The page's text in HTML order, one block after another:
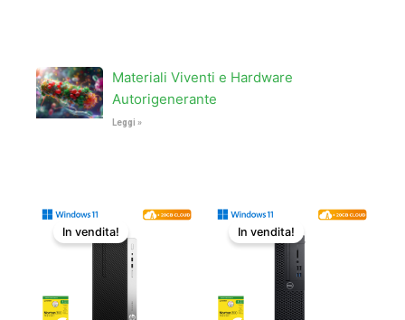
Materiali Viventi e Hardware
Autorigenerante
Leggi »
In vendita!prezzo
originale
era:
€331,47.
Il
prezzo
€315,61.
In vendita!prezzo
originale
era:
€410,77.
Il